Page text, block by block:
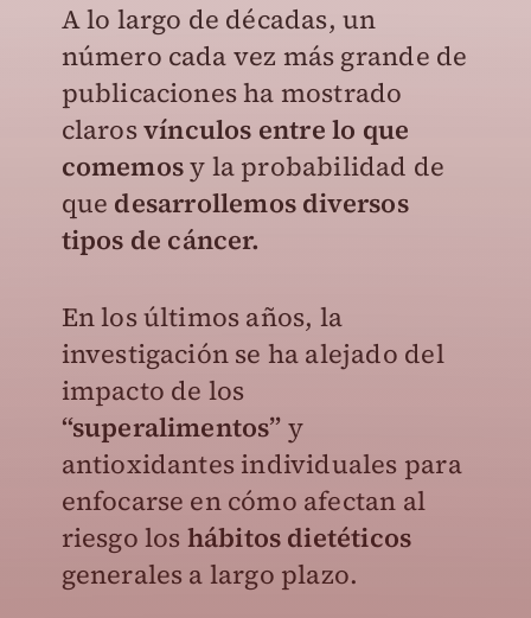
A lo largo de décadas, un
número cada vez más grande de
publicaciones ha mostrado
clarosvínculos entre lo que
comemosy la probabilidad de
que desarrollemos diversos
tipos de cáncer.
En los últimos años, la
investigación se ha alejado del
impacto de los
“superalimentos” y
antioxidantes individuales para
enfocarse en cómo afectan al
riesgo los hábitos dietéticos
generales a largo plazo.